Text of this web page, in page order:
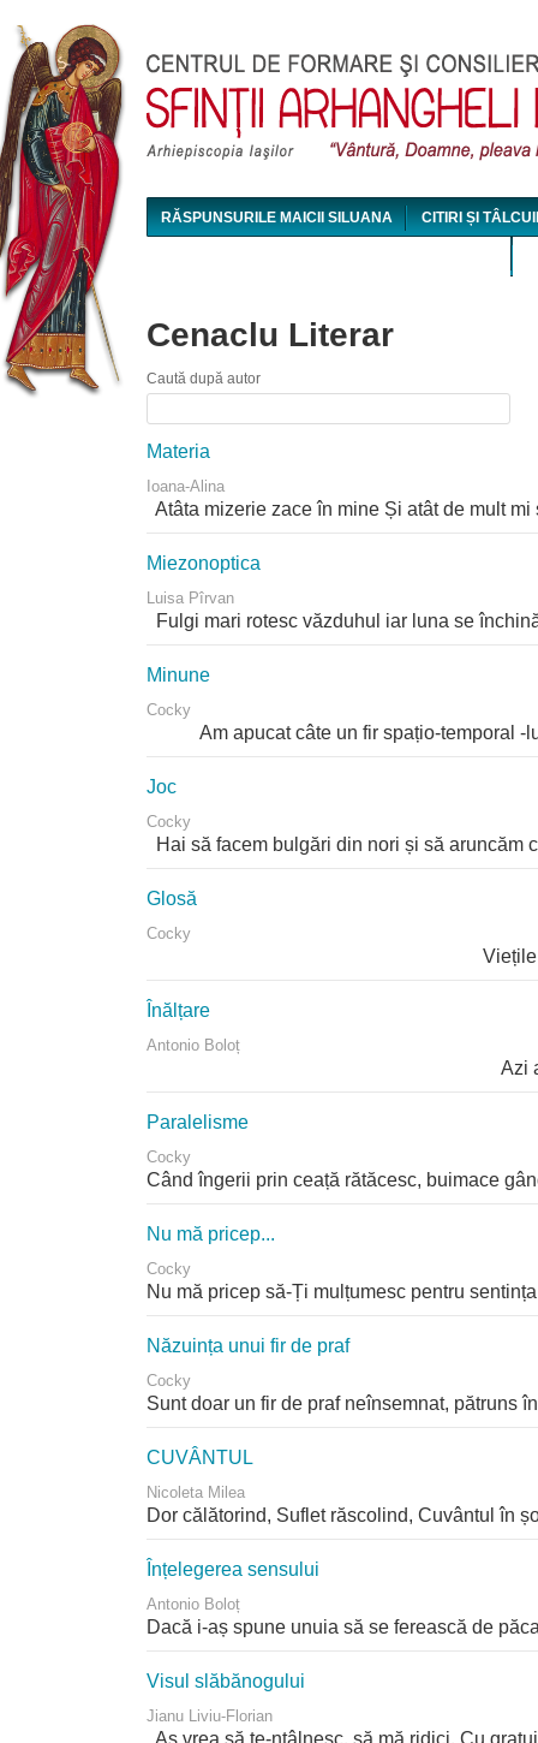
RĂSPUNSURILE MAICII SILUANA CITIRI ȘI
Cenaclu Literar
Caută după autor
Materia
Ioana-Alina
Atâta mizerie zace în mine Și atât de mult
Miezonoptica
Luisa Pîrvan
Fulgi mari rotesc văzduhul iar luna se
Minune
Cocky
Am apucat câte un fir spațio-temporal -
Joc
Cocky
Hai să facem bulgări din nori și să aruncăm
Glosă
Cocky
Viețile noastre,
Înălțare
Antonio Boloț
Azi am visat un vis
Paralelisme
Cocky
Când îngerii prin ceață rătăcesc, buimace
Nu mă pricep...
Cocky
Nu mă pricep să-Ți mulțumesc pentru
Năzuința unui fir de praf
Cocky
Sunt doar un fir de praf neînsemnat, pătruns
CUVÂNTUL
Nicoleta Milea
Dor călătorind, Suflet răscolind, Cuvântul în
Înțelegerea sensului
Antonio Boloț
Dacă i-aș spune unuia să se ferească de
Visul slăbănogului
Jianu Liviu-Florian
Aș vrea să te-ntâlnesc, să mă ridici, Cu